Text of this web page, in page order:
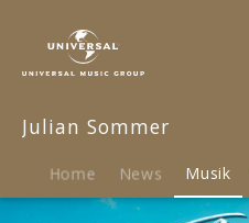
Musik
ArielleJulian Sommer
Home News Musik